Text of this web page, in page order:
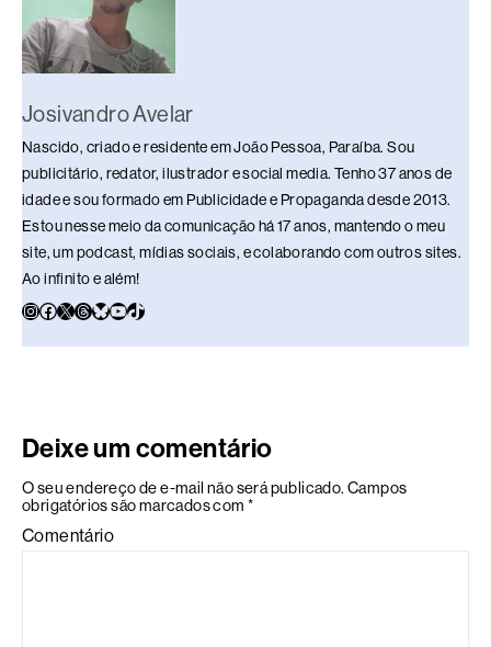
Josivandro Avelar
Nascido, criado e residente em João Pessoa, Paraíba. Sou
publicitário, redator, ilustrador e social media. Tenho 37 anos de
idade e sou formado em Publicidade e Propaganda desde 2013.
Estou nesse meio da comunicação há 17 anos, mantendo o meu
site, um podcast, mídias sociais, e colaborando com outros sites.
Ao infinito e além!
Deixe um comentário
O seu endereço de e-mail não será publicado. Campos
obrigatórios são marcados com *
Comentário